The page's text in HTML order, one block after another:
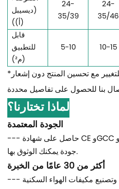
(ديسيبل
(أ))
24-
35/39
24-
35/46
قابل
للتطبيق
(م²)
5-10 10-15
*المواصفات قد تخضع للتغيير مع تحسين المنتج دون إشعار
لماذا تختارنا؟
الجودة المعتمدة
--- حاصل على شهادة CE وGCC وSASO وISO 9001 وCCC—
جودة يمكنك الوثوق بها.
أكثر من 30 عامًا من الخبرة
--- خبرة غنية في تصميم وتصنيع مكيفات الهواء السكنية